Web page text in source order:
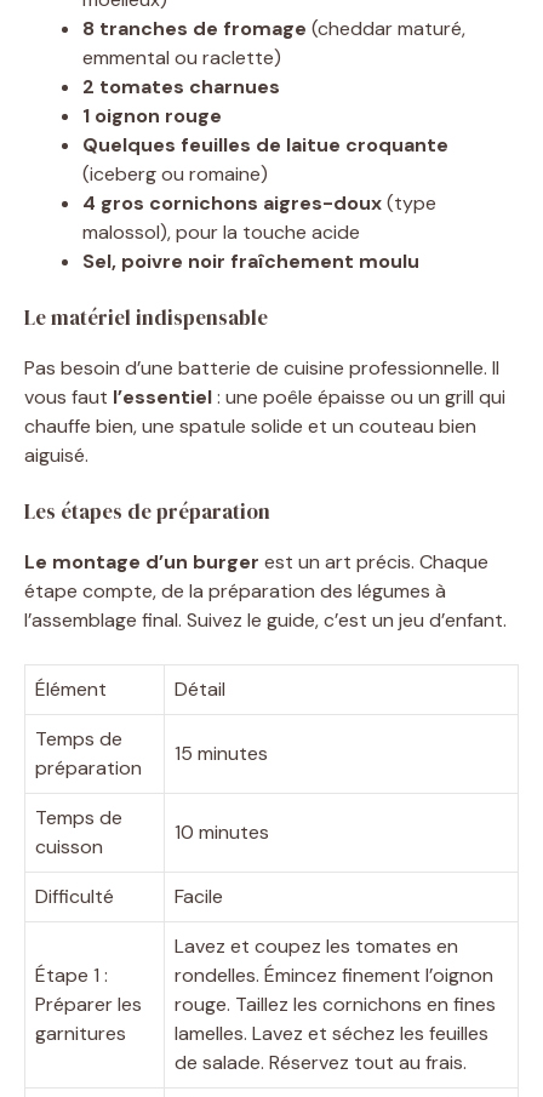
8 tranches de fromage (cheddar maturé,
emmental ou raclette)
2 tomates charnues
1 oignon rouge
Quelques feuilles de laitue croquante
(iceberg ou romaine)
4 gros cornichons aigres-doux(type
malossol), pour la touche acide
Sel, poivre noir fraîchement moulu
Le matériel indispensable
Pas besoin d’une batterie de cuisine professionnelle. Il
vous faut l’essentiel: une poêle épaisse ou un grill qui
chauffe bien, une spatule solide et un couteau bien
aiguisé.
Les étapes de préparation
Le montage d’un burger est un art précis. Chaque
étape compte, de la préparation des légumes à
l’assemblage final. Suivez le guide, c’est un jeu d’enfant.
Élément
Détail
Temps de
préparation
15 minutes
Temps de
cuisson
10 minutes
Difficulté Facile
Étape 1 :
Préparer les
garnitures
Lavez et coupez les tomates en
rondelles. Émincez finement l’oignon
rouge. Taillez les cornichons en fines
lamelles. Lavez et séchez les feuilles
de salade. Réservez tout au frais.